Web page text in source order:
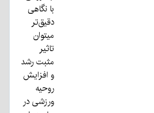
با نگاهی
دقیق‌تر
میتوان
تاثیر
مثبت رشد
و افزایش
روحیه
ورزشی در